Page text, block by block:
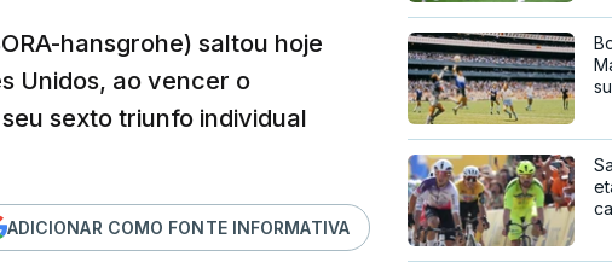
hansgrohe) saltou hoje
Unidos, ao vencer o
sexto triunfo individual
ADICIONAR COMO FONTE INFORMATIVA